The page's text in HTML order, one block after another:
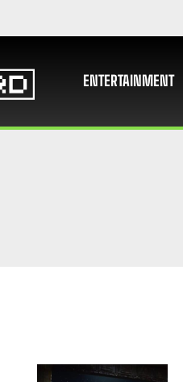
ENTERTAINMENT